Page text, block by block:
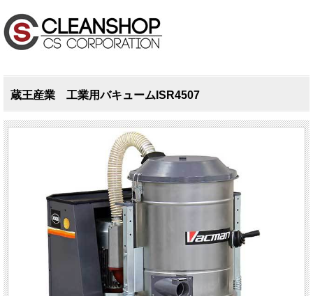
蔵王産業 工業用バキュームISR4507